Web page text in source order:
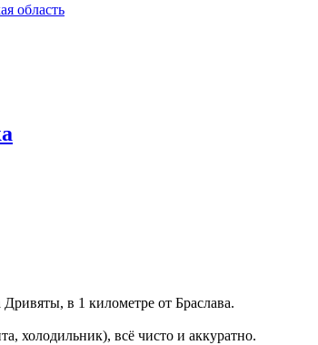
область
Дривяты, в 1 километре от Браслава.
холодильник), всё чисто и аккуратно.